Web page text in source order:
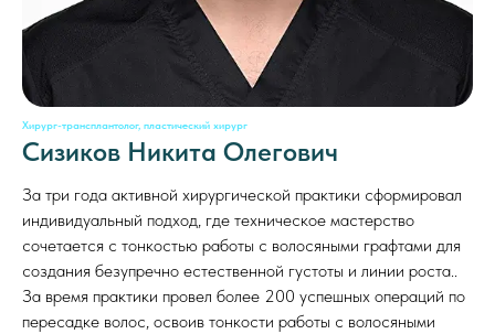
Хирург-трансплантолог, пластический хирург
Сизиков Никита Олегович
За три года активной хирургической практики сформировал
индивидуальный подход, где техническое мастерство
сочетается с тонкостью работы с волосяными графтами для
создания безупречно естественной густоты и линии роста..
За время практики провел более 200 успешных операций по
пересадке волос, освоив тонкости работы с волосяными